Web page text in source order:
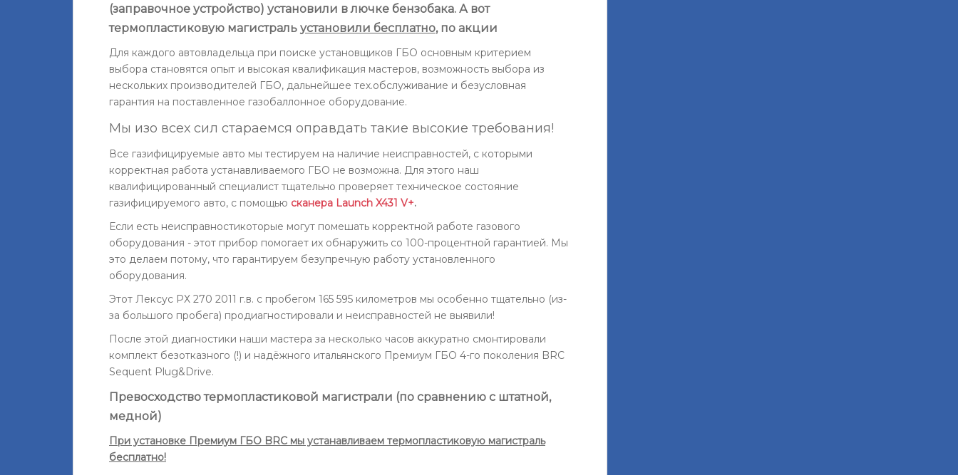
(заправочное устройство) установили в лючке бензобака. А вот
термопластиковую магистраль установили бесплатно, по акции
Для каждого автовладельца при поиске установщиков ГБО основным критерием
выбора становятся опыт и высокая квалификация мастеров, возможность выбора из
нескольких производителей ГБО, дальнейшее тех.обслуживание и безусловная
гарантия на поставленное газобаллонное оборудование.
Мы изо всех сил стараемся оправдать такие высокие требования!
Все газифицируемые авто мы тестируем на наличие неисправностей, с которыми
корректная работа устанавливаемого ГБО не возможна. Для этого наш
квалифицированный специалист тщательно проверяет техническое состояние
газифицируемого авто, с помощью сканера Launch X431 V+.
Если есть неисправностикоторые могут помешать корректной работе газового
оборудования - этот прибор помогает их обнаружить со 100-процентной гарантией. Мы
это делаем потому, что гарантируем безупречную работу установленного
оборудования.
Этот Лексус РХ 270 2011 г.в. с пробегом 165 595 километров мы особенно тщательно (из-
за большого пробега) продиагностировали и неисправностей не выявили!
После этой диагностики наши мастера за несколько часов аккуратно смонтировали
комплект безотказного (!) и надёжного итальянского Премиум ГБО 4-го поколения BRC
Sequent Plug&Drive.
Превосходство термопластиковой магистрали (по сравнению с штатной,
медной)
При установке Премиум ГБО BRC мы устанавливаем термопластиковую магистраль
бесплатно!